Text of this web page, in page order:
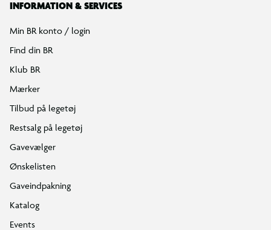
INFORMATION & SERVICES
Min BR konto / login
Find din BR
Klub BR
Mærker
Tilbud på legetøj
Restsalg på legetøj
Gavevælger
Ønskelisten
Gaveindpakning
Katalog
Events